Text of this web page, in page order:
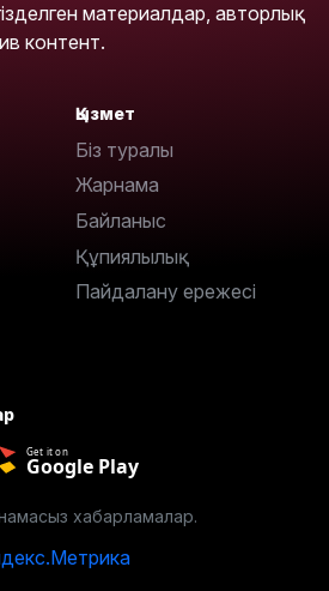
материалдар, авторлық
контент.
Қызмет
Біз туралы
Жарнама
Байланыс
Құпиялылық
Пайдалану ережесі
Get it on
Google Play
хабарламалар.